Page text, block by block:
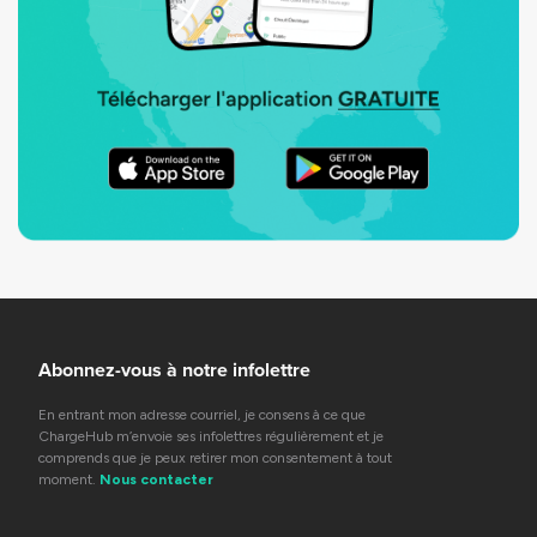
Abonnez-vous à notre infolettre
En entrant mon adresse courriel, je consens à ce que
ChargeHub m’envoie ses infolettres régulièrement et je
comprends que je peux retirer mon consentement à tout
moment. Nous contacter